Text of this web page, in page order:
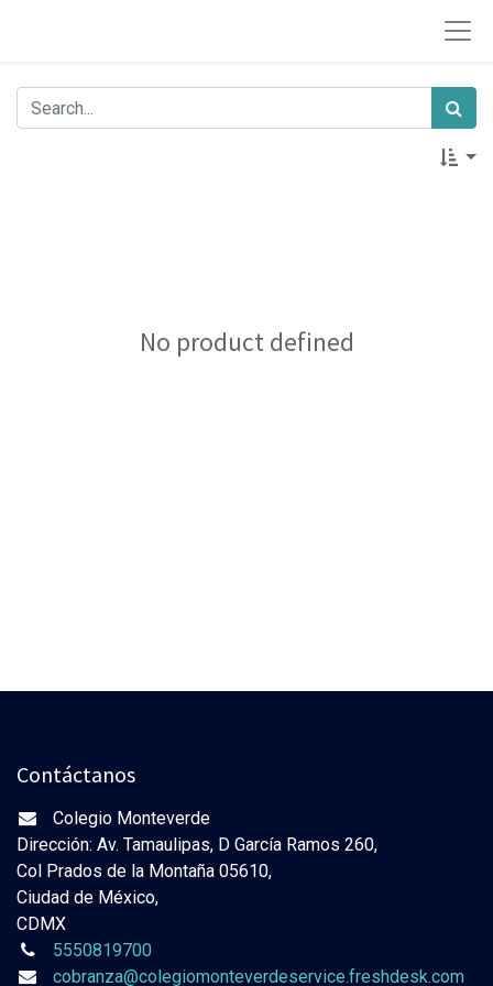
No product defined
Contáctanos
Colegio Monteverde
Dirección: Av. Tamaulipas, D García Ramos 260,
Col Prados de la Montaña 05610,
Ciudad de México,
CDMX
5550819700
cobranza@colegiomonteverdeservice.freshdesk.com